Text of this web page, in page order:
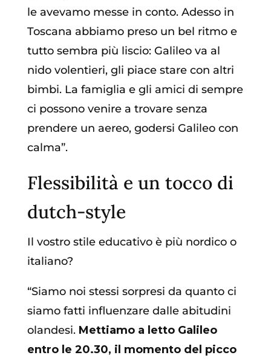
le avevamo messe in conto. Adesso in
Toscana abbiamo preso un bel ritmo e
tutto sembra più liscio: Galileo va al
nido volentieri, gli piace stare con altri
bimbi. La famiglia e gli amici di sempre
ci possono venire a trovare senza
prendere un aereo, godersi Galileo con
calma”.
Flessibilità e un tocco di
dutch-style
Il vostro stile educativo è più nordico o
italiano?
“Siamo noi stessi sorpresi da quanto ci
siamo fatti influenzare dalle abitudini
olandesi. Mettiamo a letto Galileo
entro le 20.30, il momento del picco